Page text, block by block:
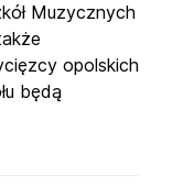
Muzycznych
opolskich
będą